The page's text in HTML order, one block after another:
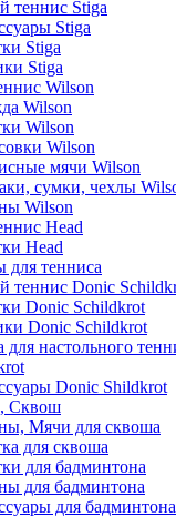
теннис Stiga
Stiga
Stiga
Stiga
Wilson
Wilson
Wilson
Wilson
мячи Wilson
сумки, чехлы
Wilson
Head
Head
для тенниса
теннис Donic
Donic Schildkrot
Donic Schildkrot
для настольного
Donic Shildkrot
Сквош
Мячи для сквоша
для сквоша
для бадминтона
для бадминтона
для бадминтона